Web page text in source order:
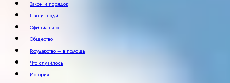
Закон и порядок
Наши люди
Официально
Общество
Государство – в помощь
Что случилось
История